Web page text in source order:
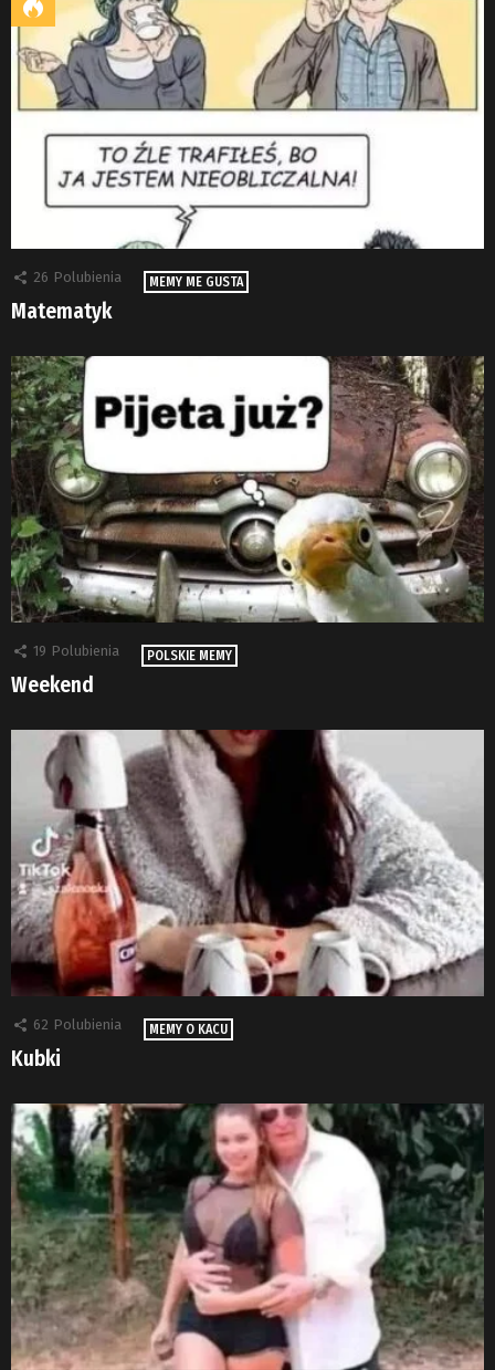
26 Polubienia MEMY ME GUSTA
Matematyk
19 Polubienia POLSKIE MEMY
Weekend
62 Polubienia MEMY O KACU
Kubki